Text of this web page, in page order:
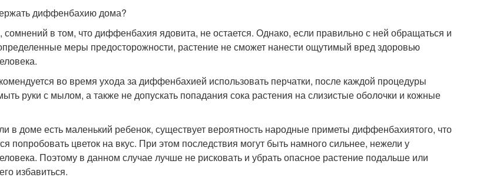
диффенбахию дома?
сомнений в том, что диффенбахия ядовита, не остается. Однако, если правильно с ней обращаться и
меры предосторожности, растение не сможет нанести ощутимый вред здоровью
во время ухода за диффенбахией использовать перчатки, после каждой процедуры
руки с мылом, а также не допускать попадания сока растения на слизистые оболочки и кожные
в доме есть маленький ребенок, существует вероятность народные приметы диффенбахиятого, что
попробовать цветок на вкус. При этом последствия могут быть намного сильнее, нежели у
Поэтому в данном случае лучше не рисковать и убрать опасное растение подальше или
избавиться.